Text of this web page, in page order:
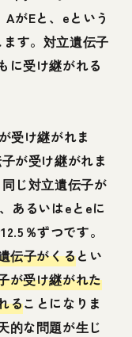
がEと、eという
す。対立遺伝子
に受け継がれる
受け継がれま
が受け継がれま
じ対立遺伝子が
あるいはeとeに
％ずつです。
伝子がくるとい
が受け継がれた
ることになりま
的な問題が生じ